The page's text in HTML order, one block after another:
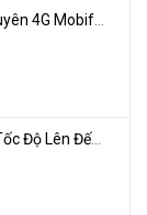
ZTE U30 Pro | WiFi Di Động 5G Tốc Độ Lên Đến 500Mbps, Màn Hình Cảm Ứng